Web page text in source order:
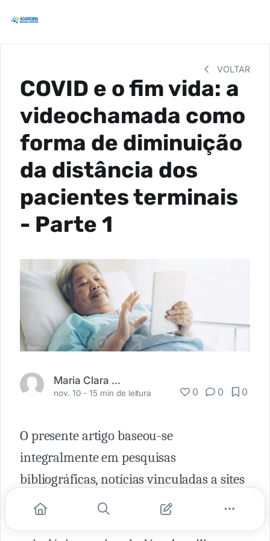
VOLTAR
COVID e o fim vida: a
videochamada como
forma de diminuição
da distância dos
pacientes terminais
- Parte 1
Maria Clara Malta
nov. 10 -15 min de leitura 0 0 0
O presente artigo baseou-se
integralmente em pesquisas
bibliográficas, notícias vinculadas a sites
de grande circulação, artigos da